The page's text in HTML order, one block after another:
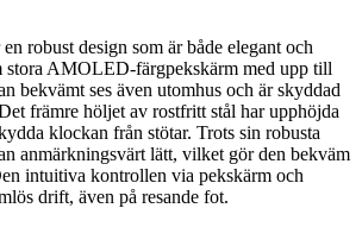
robust design som är både elegant och
stora AMOLED-färgpekskärm med upp till
bekvämt ses även utomhus och är skyddad
främre höljet av rostfritt stål har upphöjda
klockan från stötar. Trots sin robusta
anmärkningsvärt lätt, vilket gör den bekväm
intuitiva kontrollen via pekskärm och
drift, även på resande fot.